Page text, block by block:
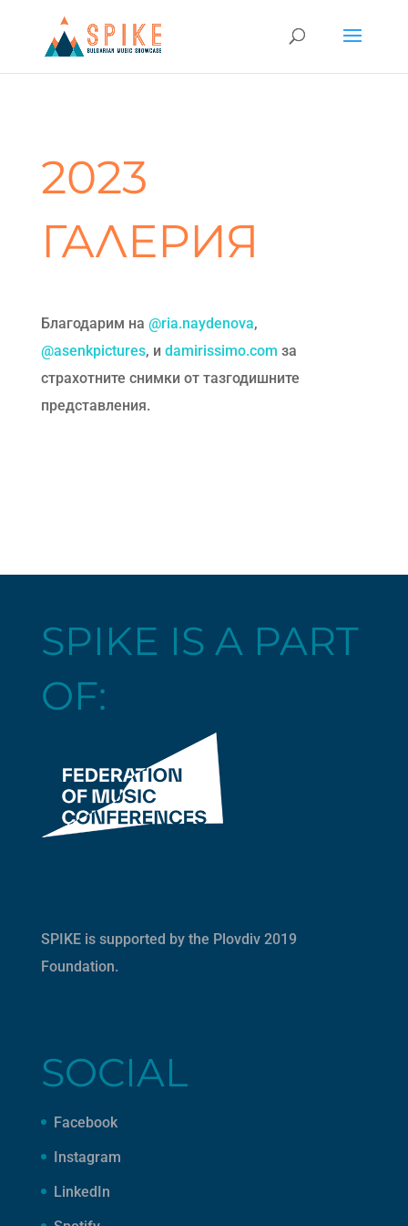
2023
ГАЛЕРИЯ
Благодарим на @ria.naydenova,
@asenkpictures, и damirissimo.com за
страхотните снимки от тазгодишните
представления.
SPIKE IS A PART
OF:
SPIKE is supported by the Plovdiv 2019
Foundation.
SOCIAL
Facebook
Instagram
LinkedIn